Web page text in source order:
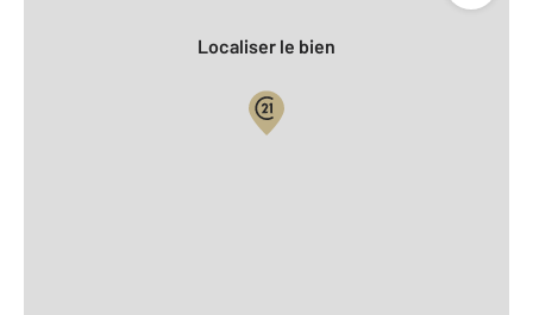
Localiser le bien